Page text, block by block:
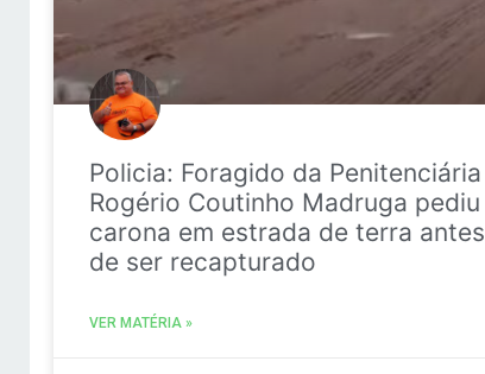
Policia: Foragido da Penitenciária
Rogério Coutinho Madruga pediu
carona em estrada de terra antes
de ser recapturado
VER MATÉRIA »